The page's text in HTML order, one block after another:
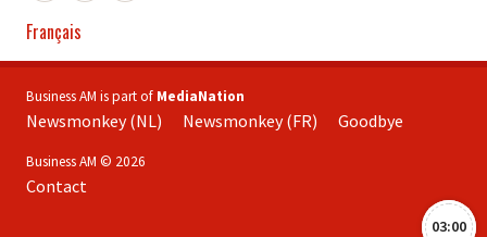
03:00
Français
Business AM is part of MediaNation
Newsmonkey (NL) Newsmonkey (FR) Goodbye
Business AM © 2026
Contact